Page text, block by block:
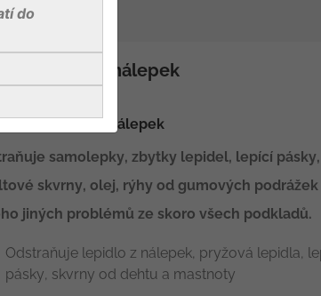
odstraňovač nálepek
odstraňovač nálepek
samolepky, zbytky lepidel, lepící pásky,
skvrny, olej, rýhy od gumových podrážek
jiných problémů ze skoro všech podkladů.
Odstraňuje lepidlo z nálepek, pryžová lepidla,
pásky, skvrny od dehtu a mastnoty
do